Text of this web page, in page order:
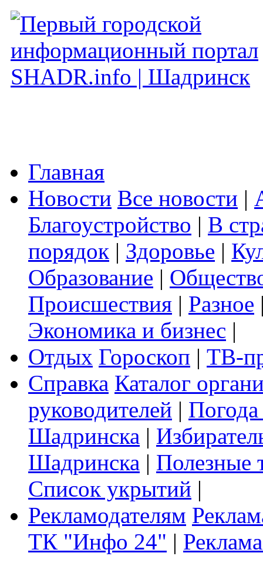
Главная
Новости Все новости |
Благоустройство | В
порядок | Здоровье |
Образование |
Происшествия | Разное
Экономика и бизнес |
Отдых Гороскоп | ТВ-
Справка Каталог
руководителей |
Шадринска |
Шадринска | Полезные
Список укрытий |
Рекламодателям
ТК "Инфо 24" |